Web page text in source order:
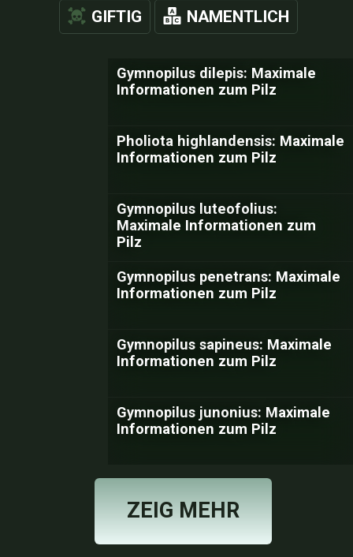
GIFTIG NAMENTLICH
Gymnopilus dilepis: Maximale
Informationen zum Pilz
Pholiota highlandensis: Maximale
Informationen zum Pilz
Gymnopilus luteofolius:
Maximale Informationen zum
Pilz
Gymnopilus penetrans: Maximale
Informationen zum Pilz
Gymnopilus sapineus: Maximale
Informationen zum Pilz
Gymnopilus junonius: Maximale
Informationen zum Pilz
ZEIG MEHR